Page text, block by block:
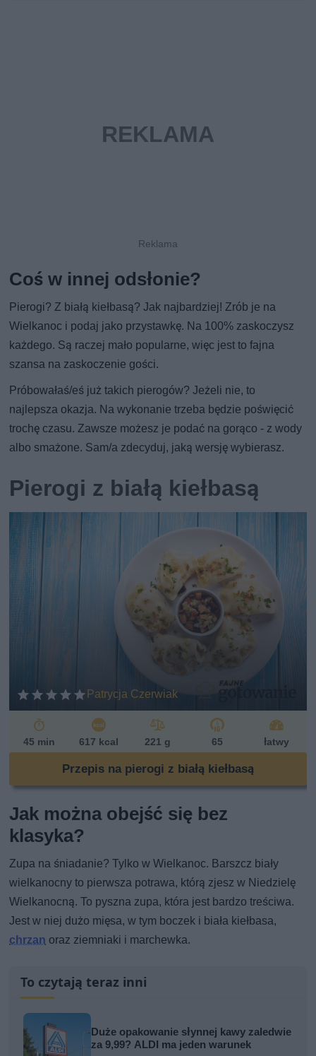
Coś w innej odsłonie?
Pierogi? Z białą kiełbasą? Jak najbardziej! Zrób je na
Wielkanoc i podaj jako przystawkę. Na 100% zaskoczysz
każdego. Są raczej mało popularne, więc jest to fajna
szansa na zaskoczenie gości.
Próbowałaś/eś już takich pierogów? Jeżeli nie, to
najlepsza okazja. Na wykonanie trzeba będzie poświęcić
trochę czasu. Zawsze możesz je podać na gorąco - z wody
albo smażone. Sam/a zdecyduj, jaką wersję wybierasz.
Pierogi z białą kiełbasą
Patrycja Czerwiak
45 min 617 kcal 221 g 65 łatwy
Przepis na pierogi z białą kiełbasą
Jak można obejść się bez
klasyka?
Zupa na śniadanie? Tylko w Wielkanoc. Barszcz biały
wielkanocny to pierwsza potrawa, którą zjesz w Niedzielę
Wielkanocną. To pyszna zupa, która jest bardzo treściwa.
Jest w niej dużo mięsa, w tym boczek i biała kiełbasa,
chrzan oraz ziemniaki i marchewka.
To czytają teraz inni
Duże opakowanie słynnej kawy zaledwie
za 9,99? ALDI ma jeden warunek